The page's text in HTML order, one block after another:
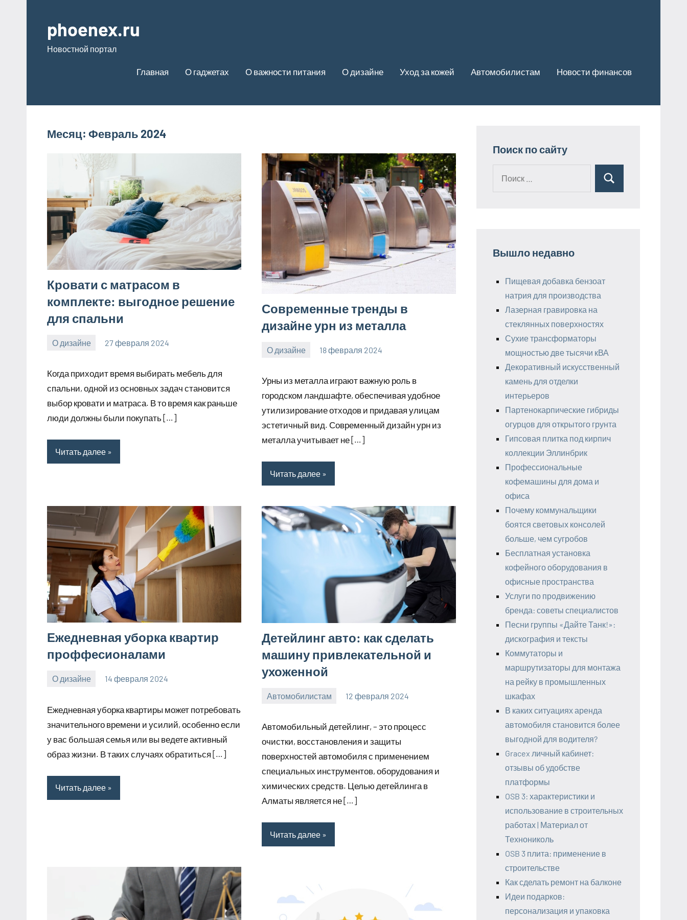
содержимому
phoenex.ru
Новостной портал
Главная О гаджетах О важности питания О дизайне Уход за кожей Автомобилистам Новости финансов
Месяц: Февраль 2024
Кровати с матрасом в
комплекте: выгодное решение
для спальни
О дизайне 27 февраля 2024
Avtor
Нет
Когда приходит время выбирать мебель для
спальни, одной из основных задач становится
выбор кровати и матраса. В то время как раньше
люди должны были покупать […]
Читать далее
Современные тренды в
дизайне урн из металла
О дизайне 18 февраля 2024
Avtor
Нет
Урны из металла играют важную роль в
городском ландшафте, обеспечивая удобное
утилизирование отходов и придавая улицам
эстетичный вид. Современный дизайн урн из
металла учитывает не […]
Читать далее
Ежедневная уборка квартир
проффесионалами
О дизайне 14 февраля 2024
Avtor
Нет
Ежедневная уборка квартиры может потребовать
значительного времени и усилий, особенно если
у вас большая семья или вы ведете активный
образ жизни. В таких случаях обратиться […]
Читать далее
Детейлинг авто: как сделать
машину привлекательной и
ухоженной
Автомобилистам 12 февраля 2024
Автомобильный детейлинг, – это процесс
очистки, восстановления и защиты
поверхностей автомобиля с применением
специальных инструментов, оборудования и
химических средств. Целью детейлинга в
Алматы является не […]
Читать далее
Поиск по сайту
Поиск
Вышло недавно
Пищевая добавка бензоат
натрия для производства
Лазерная гравировка на
стеклянных поверхностях
Сухие трансформаторы
мощностью две тысячи кВА
Декоративный искусственный
камень для отделки
интерьеров
Партенокарпические гибриды
огурцов для открытого грунта
Гипсовая плитка под кирпич
коллекции Эллинбрик
Профессиональные
кофемашины для дома и
офиса
Почему коммунальщики
боятся световых консолей
больше, чем сугробов
Бесплатная установка
кофейного оборудования в
офисные пространства
Услуги по продвижению
бренда: советы специалистов
Песни группы «Дайте Танк!»:
дискография и тексты
Коммутаторы и
маршрутизаторы для монтажа
на рейку в промышленных
шкафах
В каких ситуациях аренда
автомобиля становится более
выгодной для водителя?
Gracex личный кабинет:
отзывы об удобстве
платформы
OSB 3: характеристики и
использование в строительных
работах | Материал от
Технониколь
OSB 3 плита: применение в
строительстве
Как сделать ремонт на балконе
Идеи подарков:
персонализация и упаковка